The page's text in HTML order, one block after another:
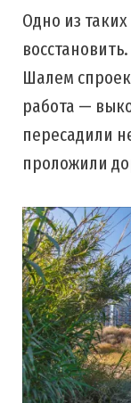
Одно из
Шалем
работа —
пересадили
проложили